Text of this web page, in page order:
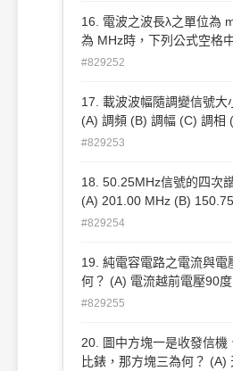
16. 電波之波長λ之單位為
為 MHz時，下列公式空格中應 填入之
是多少？λ = □ / f (A) 200 (B) 300 (C) 600
#829252
17. 載波波幅隨調變信號大
#829253
18. 50.25MHz信號的四次
(A) 201.00 MHz (B) 150.75 MHz (C)
#829254
19. 純電容電路之電流與電
何？ (A) 電流越前電壓90度 (B) 電壓越前電
#829255
20. 圖中方塊一是收發信機
比錶，那方塊三為何？ (A) 天線